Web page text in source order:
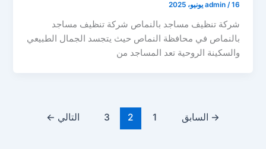
admin /16 يونيو، 2025
شركة تنظيف مساجد بالنماص شركة تنظيف مساجد
بالنماص في محافظة النماص حيث يتجسد الجمال الطبيعي
والسكينة الروحية تعد المساجد من
→ السابق 1
2
3 التالي ←